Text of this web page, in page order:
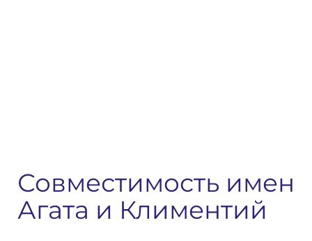
Совместимость имен
Агата и Климентий